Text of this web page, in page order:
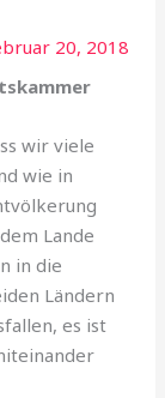
20, 2018
wir viele
wie in
Lande
in die
Ländern
es ist